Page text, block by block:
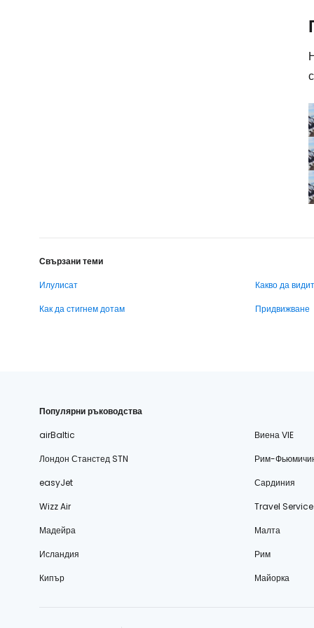
Свързани теми
Илулисат
Какво да
Как да стигнем дотам
Придвижване
Популярни ръководства
airBaltic
Виена VIE
Лондон Станстед STN
Рим-
easyJet
Сардиния
Wizz Air
Travel Service
Мадейра
Малта
Исландия
Рим
Кипър
Майорка